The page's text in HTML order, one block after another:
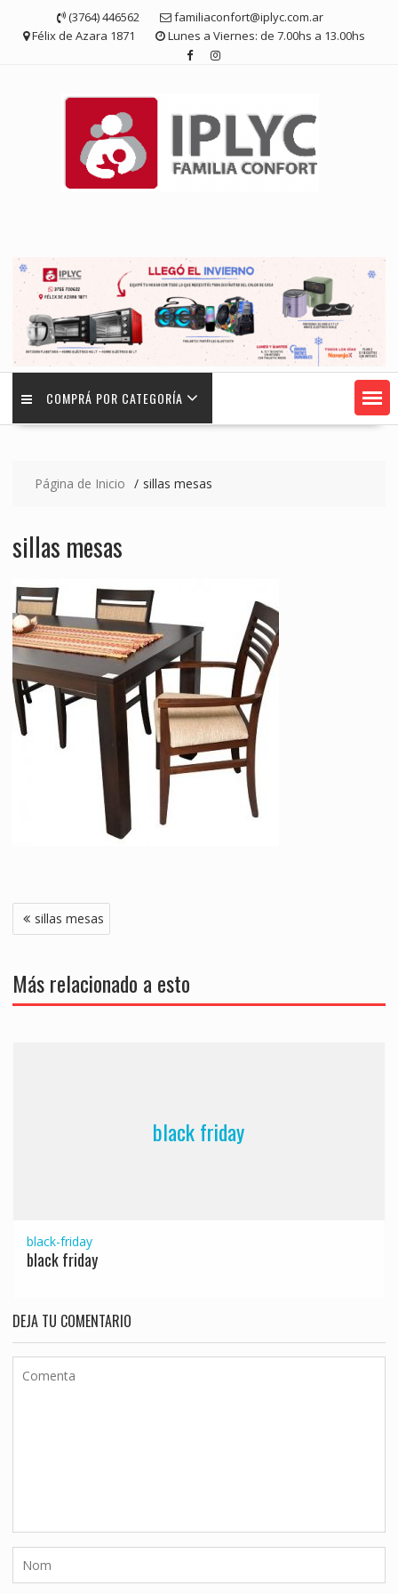
contenido
(3764) 446562
familiaconfort@iplyc.com.ar
Félix de Azara 1871
Lunes a Viernes: de 7.00hs a 13.00hs
COMPRÁ POR CATEGORÍA
Página de Inicio sillas mesas
sillas mesas
Navegación
de
sillas mesas
Más relacionado a esto
black friday
black-friday
black friday
DEJA TU COMENTARIO